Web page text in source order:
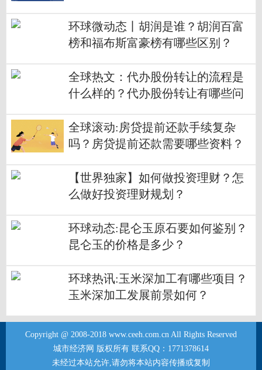
环球微动态丨胡润是谁？胡润百富
榜和福布斯富豪榜有哪些区别？
全球热文：代办股份转让的流程是
什么样的？代办股份转让有哪些问
全球滚动:房贷提前还款手续复杂
吗？房贷提前还款需要哪些资料？
【世界独家】如何做投资理财？怎
么做好投资理财规划？
环球动态:昆仑玉原石要如何鉴别？
昆仑玉的价格是多少？
环球热讯:玉米深加工有哪些项目？
玉米深加工发展前景如何？
Copyright @ 2008-2018 www.ceeh.com.cn All Rights Reserved
城市经济网 版权所有 联系QQ：1771378614
未经过本站允许,请勿将本站内容传播或复制